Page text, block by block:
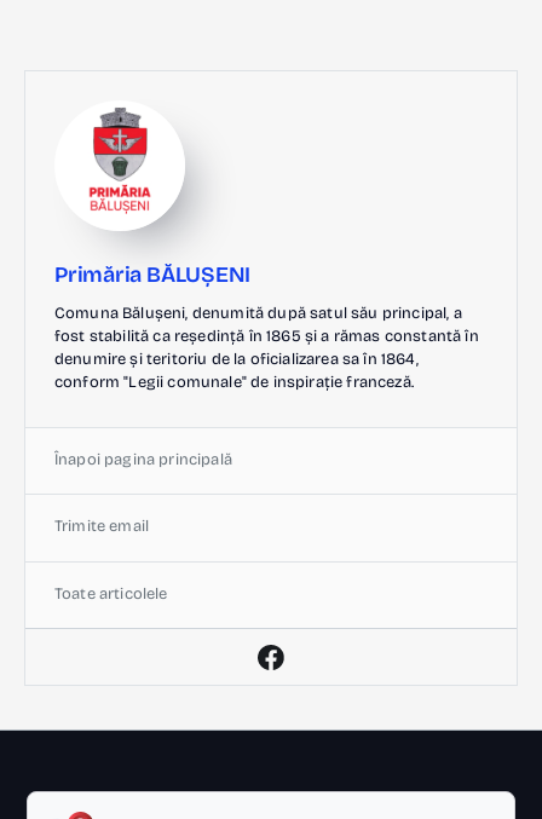
Primăria BĂLUȘENI
Comuna Bălușeni, denumită după satul său principal, a
fost stabilită ca reședință în 1865 și a rămas constantă în
denumire și teritoriu de la oficializarea sa în 1864,
conform "Legii comunale" de inspirație franceză.
Înapoi pagina principală
Trimite email
Toate articolele